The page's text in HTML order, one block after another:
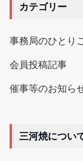
カテゴリー
事務局のひとり
会員投稿記事
催事等のお知ら
三河焼につい